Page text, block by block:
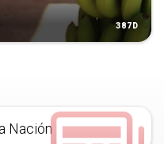
387D
Nación